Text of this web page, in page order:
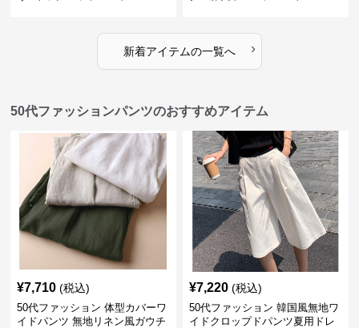
新着アイテムの一覧へ ›
50代ファッションパンツのおすすめアイテム
¥7,710 (税込)
50代ファッション 体型カバーワ
イドパンツ 無地リネン風ガウチ
¥7,220 (税込)
50代ファッション 韓国風無地ワ
イドクロップドパンツ夏用ドレ